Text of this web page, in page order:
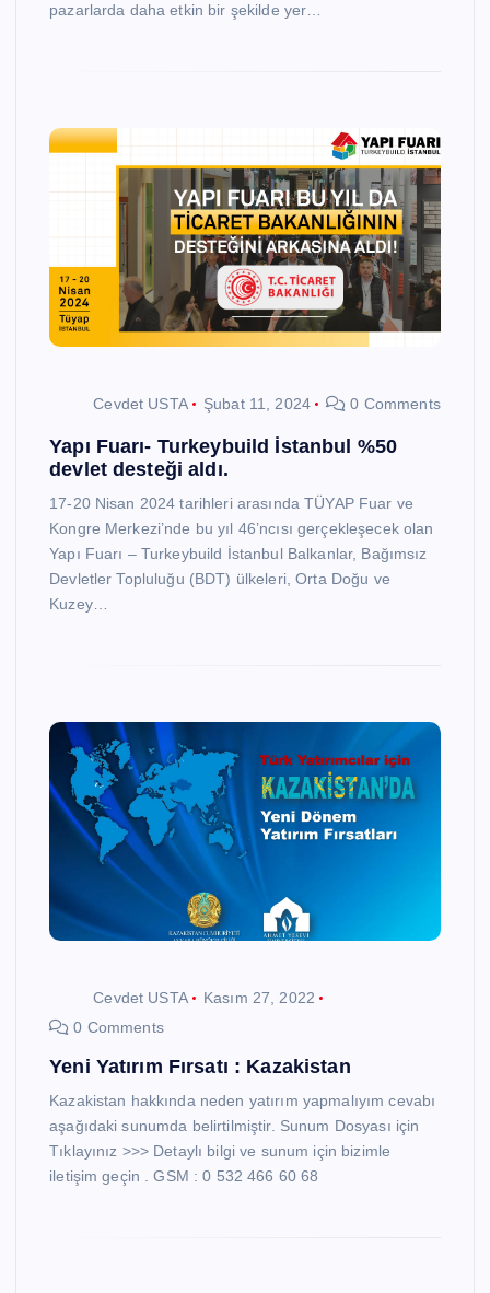
pazarlarda daha etkin bir şekilde yer…
Cevdet USTA Şubat 11, 2024 0 Comments
Yapı Fuarı- Turkeybuild İstanbul %50
devlet desteği aldı.
17-20 Nisan 2024 tarihleri arasında TÜYAP Fuar ve
Kongre Merkezi’nde bu yıl 46’ncısı gerçekleşecek olan
Yapı Fuarı – Turkeybuild İstanbul Balkanlar, Bağımsız
Devletler Topluluğu (BDT) ülkeleri, Orta Doğu ve
Kuzey…
Cevdet USTA
Kasım 27, 2022
0 Comments
Yeni Yatırım Fırsatı : Kazakistan
Kazakistan hakkında neden yatırım yapmalıyım cevabı
aşağıdaki sunumda belirtilmiştir. Sunum Dosyası için
Tıklayınız >>> Detaylı bilgi ve sunum için bizimle
iletişim geçin . GSM : 0 532 466 60 68